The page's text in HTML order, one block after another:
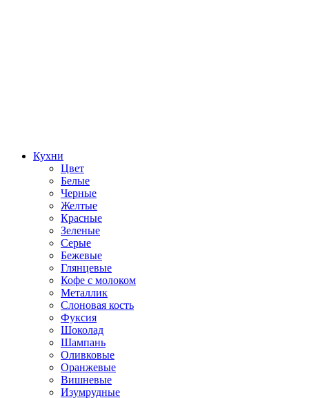
Кухни
Цвет
Белые
Черные
Желтые
Красные
Зеленые
Серые
Бежевые
Глянцевые
Кофе с молоком
Металлик
Слоновая кость
Фуксия
Шоколад
Шампань
Оливковые
Оранжевые
Вишневые
Изумрудные